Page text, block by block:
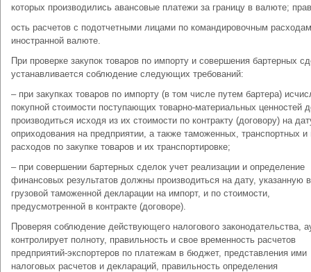
которых производились авансовые платежи за границу в валюте;
ость расчетов с подотчетными лицами по командировочным
иностранной валюте.
При проверке закупок товаров по импорту и совершения бартерных
устанавливается соблюдение следующих требований:
– при закупках товаров по импорту (в том числе путем бартера)
покупной стоимости поступающих товарно-материальных ценностей
производиться исходя из их стоимости по контракту (договору) на
оприходования на предприятии, а также таможенных, транспортных и
расходов по закупке товаров и их транспортировке;
– при совершении бартерных сделок учет реализации и определение
финансовых результатов должны производиться на дату, указанную в
грузовой таможенной декларации на импорт, и по стоимости,
предусмотренной в контракте (договоре).
Проверяя соблюдение действующего налогового законодательства,
контролирует полноту, правильность и свое временность расчетов
предприятий-экспортеров по платежам в бюджет, представления ими
налоговых расчетов и деклараций, правильность определения